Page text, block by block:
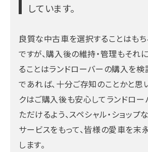
しています。
良質な中古車を選択することはも
ですが、購入後の維持・管理もそれ
ることはランドローバーの購入を検
であれば、十分ご存知のことかと思
クはご購入後も安心してランドロー
ただけるよう、スペシャル・ショップ
サービスをもって、皆様の愛車を末
します。